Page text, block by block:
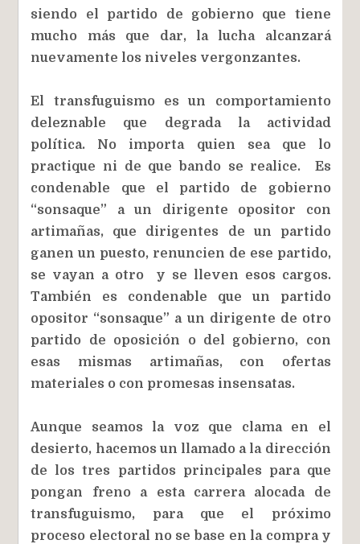
siendo el partido de gobierno que tiene
mucho más que dar, la lucha alcanzará
nuevamente los niveles vergonzantes.
El transfuguismo es un comportamiento
deleznable que degrada la actividad
política. No importa quien sea que lo
practique ni de que bando se realice. Es
condenable que el partido de gobierno
“sonsaque” a un dirigente opositor con
artimañas, que dirigentes de un partido
ganen un puesto, renuncien de ese partido,
se vayan a otro y se lleven esos cargos.
También es condenable que un partido
opositor “sonsaque” a un dirigente de otro
partido de oposición o del gobierno, con
esas mismas artimañas, con ofertas
materiales o con promesas insensatas.
Aunque seamos la voz que clama en el
desierto, hacemos un llamado a la dirección
de los tres partidos principales para que
pongan freno a esta carrera alocada de
transfuguismo, para que el próximo
proceso electoral no se base en la compra y